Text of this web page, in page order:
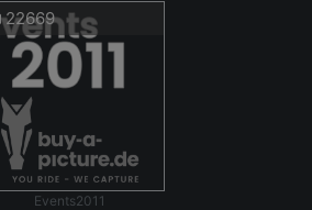
22669
Events2011